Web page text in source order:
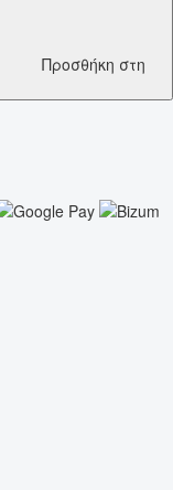
Προσθήκη στη